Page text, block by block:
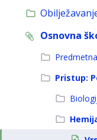
Osnovna
Pristup: